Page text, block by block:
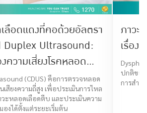
ลือดแดงที่คอด้วยอัลตรา
Duplex Ultrasound:
ความเสี่ยงโรคหลอด
(CDUS) คือการตรวจหลอด
สียงความถี่สูง เพื่อประเมินการไหล
วะหลอดเลือดตีบ และประเมินความ
องได้ตั้งแต่ระยะเริ่มต้น
ภาวะ
เรื่อง
ปกติขอ
การสำลั